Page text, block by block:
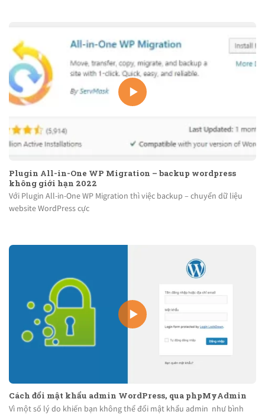
Plugin All-in-One WP Migration – backup wordpress
không giới hạn 2022
Với Plugin All-in-One WP Migration thì việc backup – chuyển dữ liệu
website WordPress cực
Cách đổi mật khẩu admin WordPress, qua phpMyAdmin
Vì một số lý do khiến bạn không thể đổi mật khẩu admin như bình